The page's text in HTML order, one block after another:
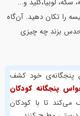
را تکان دهید. آن‌گاه
بزند چه چیزی
پنجگانه‌ی خود کشف
پنجگانه کودکان
می‌کند تا با کودکان